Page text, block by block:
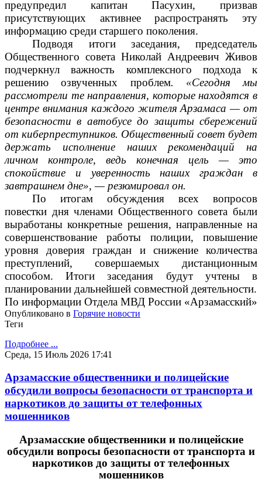
предупредил капитан Пасухин, призвав
присутствующих активнее распространять эту
информацию среди старшего поколения.
Подводя итоги заседания, председатель
Общественного совета Николай Андреевич Живов
подчеркнул важность комплексного подхода к
решению озвученных проблем. «Сегодня мы
рассмотрели те направления, которые находятся в
центре внимания каждого жителя Арзамаса — от
безопасности в автобусе до защиты сбережений
от киберпреступников. Общественный совет будет
держать исполнение наших рекомендаций на
личном контроле, ведь конечная цель — это
спокойствие и уверенность наших граждан в
завтрашнем дне», — резюмировал он.
По итогам обсуждения всех вопросов
повестки дня членами Общественного совета были
выработаны конкретные решения, направленные на
совершенствование работы полиции, повышение
уровня доверия граждан и снижение количества
преступлений, совершаемых дистанционным
способом. Итоги заседания будут учтены в
планировании дальнейшей совместной деятельности.
По информации Отдела МВД России «Арзамасский»
Опубликовано в Горячие новости
Теги
Подробнее ...
Среда, 15 Июль 2026 17:41
Арзамасские общественники и полицейские
обсудили вопросы безопасности от транспорта и
наркотиков до защиты от телефонных
мошенников
Арзамасские общественники и полицейские
обсудили вопросы безопасности от транспорта и
наркотиков до защиты от телефонных
мошенников